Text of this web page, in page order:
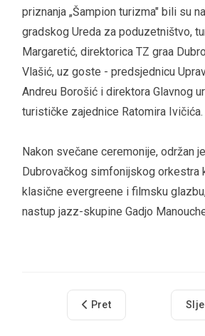
priznanja „Šampion turizma" bili su
gradskog Ureda za poduzetništvo,
Margaretić, direktorica TZ graa
Vlašić, uz goste - predsjednicu
Andreu Borošić i direktora Glavnog
turističke zajednice Ratomira Ivičića.
Nakon svečane ceremonije, održan
Dubrovačkog simfonijskog orkestra
klasične evergreene i filmsku
nastup jazz-skupine Gadjo
Prethodni članak: Radni
Pret